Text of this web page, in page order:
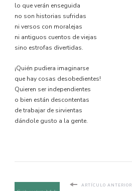
lo que verán enseguida
no son historias sufridas
ni versos con moralejas
ni antiguos cuentos de viejas
sino estrofas divertidas.
¡Quién pudiera imaginarse
que hay cosas desobedientes!
Quieren ser independientes
o bien están descontentas
de trabajar de sirvientas
dándole gusto a la gente.
ARTÍCULO ANTERIOR